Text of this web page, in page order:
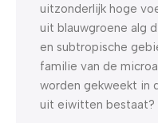
uitzonderlijk hoge
uit blauwgroene alg
en subtropische
familie van de
worden gekweekt in
uit eiwitten bestaat?